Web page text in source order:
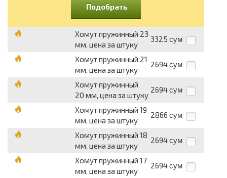
Подобрать
Хомут пружинный 23
мм, цена за штуку
3325 сум
Хомут пружинный 21
мм, цена за штуку
2694 сум
Хомут пружинный
20 мм, цена за штуку
2694 сум
Хомут пружинный 19
мм, цена за штуку
2866 сум
Хомут пружинный 18
мм, цена за штуку
2694 сум
Хомут пружинный 17
мм, цена за штуку
2694 сум